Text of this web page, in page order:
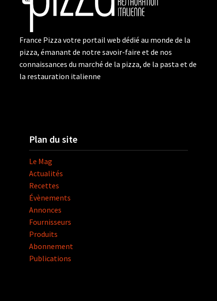
France Pizza votre portail web dédié au monde de la
pizza, émanant de notre savoir-faire et de nos
connaissances du marché de la pizza, de la pasta et de
la restauration italienne
Plan du site
Le Mag
Actualités
Recettes
Évènements
Annonces
Fournisseurs
Produits
Abonnement
Publications